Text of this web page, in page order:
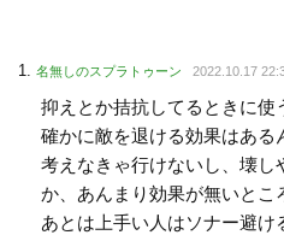
名無しのスプラトゥーン 2022.10.17
抑えとか拮抗してるときに使
確かに敵を退ける効果はある
考えなきゃ行けないし、壊し
か、あんまり効果が無いと
あとは上手い人はソナー避